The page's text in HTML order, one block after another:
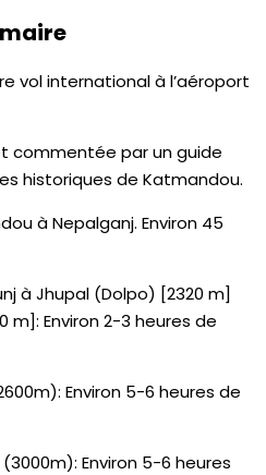
vol international à l’aéroport
commentée par un guide
historiques de Katmandou.
à Nepalganj. Environ 45
à Jhupal (Dolpo) [2320 m]
m]: Environ 2-3 heures de
Environ 5-6 heures de
Environ 5-6 heures